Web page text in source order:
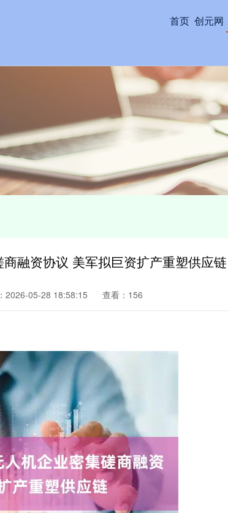
首页 创元网
融资协议 美军拟巨资扩产重塑供应链
2026-05-28 18:58:15 查看：156